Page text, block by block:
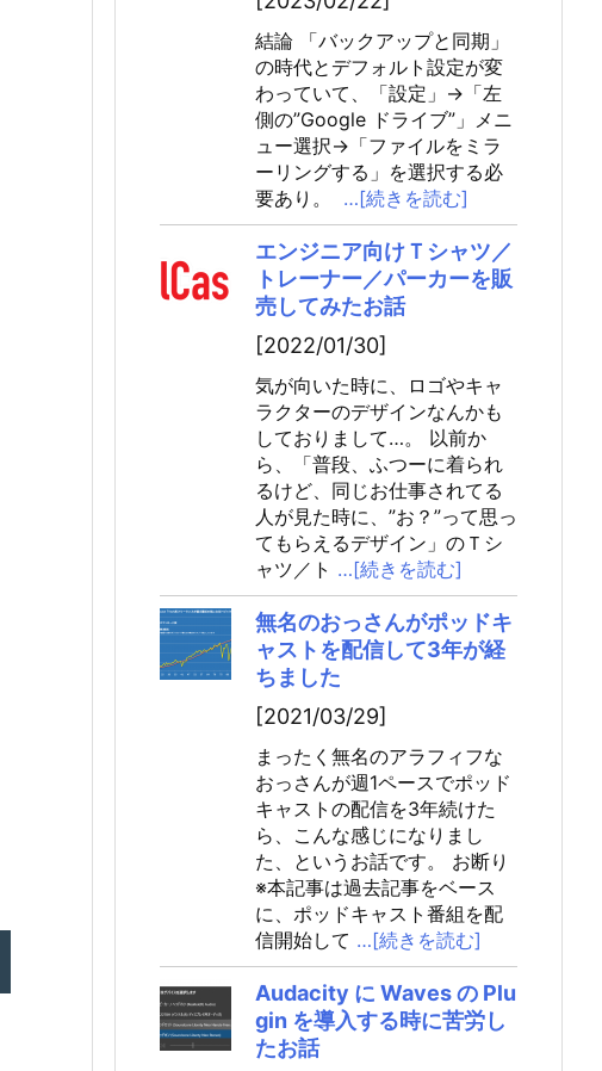
結論 「バックアップと同期」
の時代とデフォルト設定が変
わっていて、「設定」→「左
側の”Google ドライブ”」メニ
ュー選択→「ファイルをミラ
ーリングする」を選択する必
要あり。
…[続きを読む]
エンジニア向けＴシャツ／
トレーナー／パーカーを販
売してみたお話
[2022/01/30]
気が向いた時に、ロゴやキャ
ラクターのデザインなんかも
しておりまして…。 以前か
ら、「普段、ふつーに着られ
るけど、同じお仕事されてる
人が見た時に、”お？”って思っ
てもらえるデザイン」のＴシ
ャツ／ト …[続きを読む]
無名のおっさんがポッドキ
ャストを配信して3年が経
ちました
[2021/03/29]
まったく無名のアラフィフな
おっさんが週1ペースでポッド
キャストの配信を3年続けた
ら、こんな感じになりまし
た、というお話です。 お断り
※本記事は過去記事をベース
に、ポッドキャスト番組を配
信開始して …[続きを読む]
Audacity に Waves の Plu
gin を導入する時に苦労し
たお話